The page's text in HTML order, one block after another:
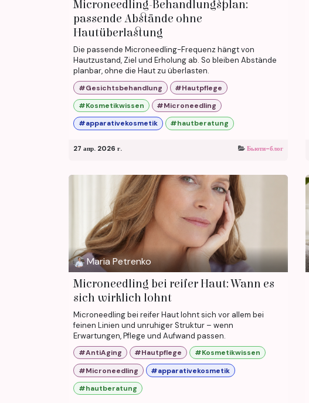
Microneedling-Behandlungsplan:
passende Abstände ohne
Hautüberlastung
Die passende Microneedling-Frequenz hängt von
Hautzustand, Ziel und Erholung ab. So bleiben Abstände
planbar, ohne die Haut zu überlasten.
#Gesichtsbehandlung
#Hautpflege
#Kosmetikwissen
#Microneedling
#apparativekosmetik
#hautberatung
27 апр. 2026 г. Бьюти-блог
Maria Petrenko
Microneedling bei reifer Haut: Wann es
sich wirklich lohnt
Microneedling bei reifer Haut lohnt sich vor allem bei
feinen Linien und unruhiger Struktur – wenn
Erwartungen, Pflege und Aufwand passen.
#AntiAging #Hautpflege
#Kosmetikwissen
#Microneedling
#apparativekosmetik
#hautberatung